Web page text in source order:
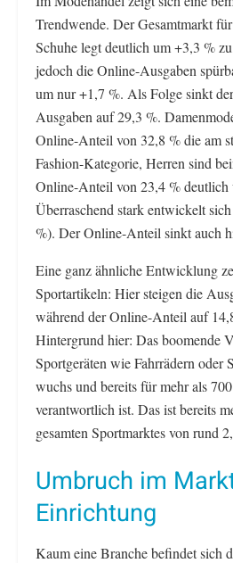
Trendwende. Der Gesamtmarkt
Schuhe legt deutlich um +3,3 %
jedoch die Online-Ausgaben
um nur +1,7 %. Als Folge sinkt
Ausgaben auf 29,3 %.
Online-Anteil von 32,8 % die am
Fashion-Kategorie, Herren sind
Online-Anteil von 23,4 %
Überraschend stark entwickelt
%). Der Online-Anteil sinkt auch
Eine ganz ähnliche Entwicklung
Sportartikeln: Hier steigen die
während der Online-Anteil auf
Hintergrund hier: Das boomende
Sportgeräten wie Fahrrädern oder
wuchs und bereits für mehr als
verantwortlich ist. Das ist bereits
gesamten Sportmarktes von rund
Umbruch im
Einrichtung
Kaum eine Branche befindet sich